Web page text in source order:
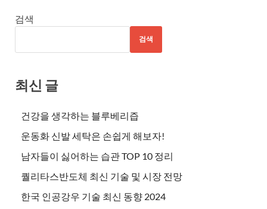
검색
검색
최신 글
건강을 생각하는 블루베리즙
운동화 신발 세탁은 손쉽게 해보자!
남자들이 싫어하는 습관 TOP 10 정리
퀄리타스반도체 최신 기술 및 시장 전망
한국 인공강우 기술 최신 동향 2024